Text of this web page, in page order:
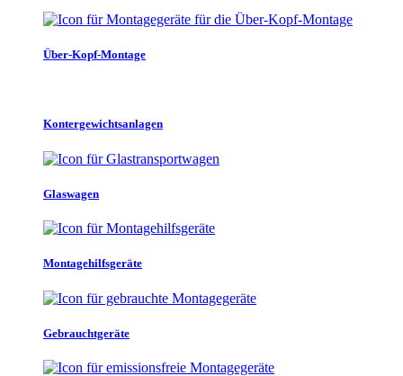
Über-Kopf-Montage
Kontergewichtsanlagen
Glaswagen
Montagehilfsgeräte
Gebrauchtgeräte